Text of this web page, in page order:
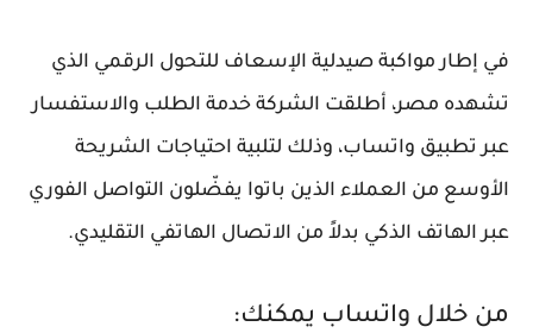
في إطار مواكبة صيدلية الإسعاف للتحول الرقمي الذي
تشهده مصر، أطلقت الشركة خدمة الطلب والاستفسار
عبر تطبيق واتساب، وذلك لتلبية احتياجات الشريحة
الأوسع من العملاء الذين باتوا يفضّلون التواصل الفوري
عبر الهاتف الذكي بدلاً من الاتصال الهاتفي التقليدي.
من خلال واتساب يمكنك: